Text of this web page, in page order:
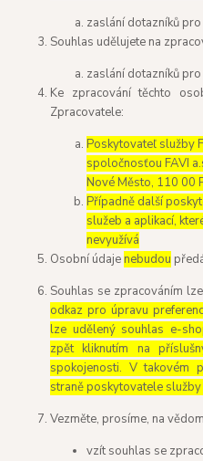
zaslání dotazníků
Souhlas udělujete na
zaslání dotazníků
Ke zpracování těchto
Zpracovatele:
Poskytovateľ služby
spoločnosťou FAVI
Nové Město, 110 00
Případně další
služeb a aplikací,
nevyužívá
Osobní údaje nebudou
Souhlas se zpracováním
odkaz pro úpravu
lze udělený souhlas e-
zpět kliknutím na
spokojenosti. V takovém
straně poskytovatele služby
Vezměte, prosíme, na
vzít souhlas se